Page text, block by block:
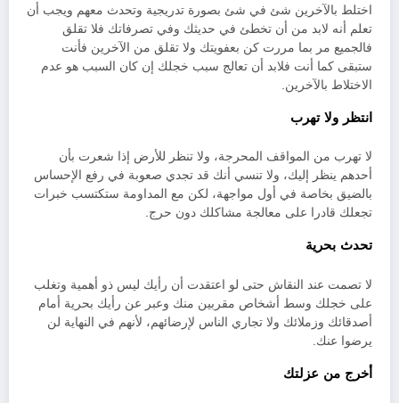
اختلط بالآخرين شئ في شئ بصورة تدريجية وتحدث معهم ويجب أن
تعلم أنه لابد من أن تخطئ في حديثك وفي تصرفاتك فلا تقلق
فالجميع مر بما مررت كن بعفويتك ولا تقلق من الآخرين فأنت
ستبقى كما أنت فلابد أن تعالج سبب خجلك إن كان السبب هو عدم
الاختلاط بالآخرين.
انتظر ولا تهرب
لا تهرب من المواقف المحرجة، ولا تنظر للأرض إذا شعرت بأن
أحدهم ينظر إليك، ولا تنسي أنك قد تجدي صعوبة في رفع الإحساس
بالضيق بخاصة في أول مواجهة، لكن مع المداومة ستكتسب خبرات
تجعلك قادرا على معالجة مشاكلك دون حرج.
تحدث بحرية
لا تصمت عند النقاش حتى لو اعتقدت أن رأيك ليس ذو أهمية وتغلب
على خجلك وسط أشخاص مقربين منك وعبر عن رأيك بحرية أمام
أصدقائك وزملائك ولا تجاري الناس لإرضائهم، لأنهم في النهاية لن
يرضوا عنك.
أخرج من عزلتك